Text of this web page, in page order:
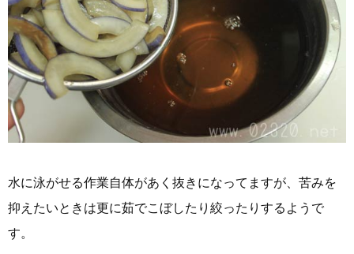
水に泳がせる作業自体があく抜きになってますが、苦みを
抑えたいときは更に茹でこぼしたり絞ったりするようで
す。